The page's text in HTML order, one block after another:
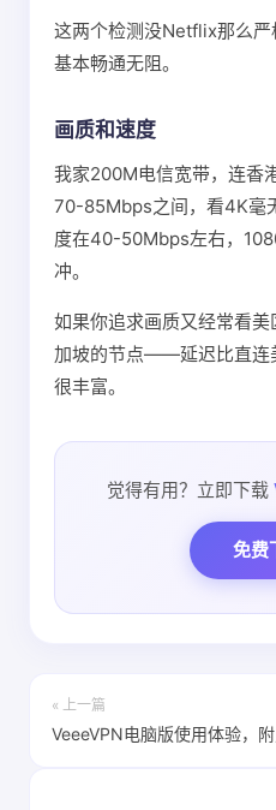
这两个检测没Netflix那么
基本畅通无阻。
画质和速度
我家200M电信宽带，连香
70-85Mbps之间，看4K毫
度在40-50Mbps左右，
冲。
如果你追求画质又经常看
加坡的节点——延迟比直连
很丰富。
觉得有用？立即下载
免费
« 上一篇
VeeeVPN电脑版使用体验，